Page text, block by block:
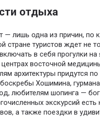
отдыха
— лишь одна из причин, по
стране туристов ждет не
в себя прогулки на
восточной
архитектуры придутся
Хошимина,
любителям шопинга —
экскурсий
а также поездки в